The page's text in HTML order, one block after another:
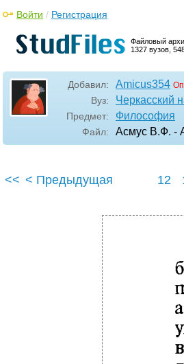
Файловый
1327 вузов,
Войти / Регистрация
Добавил: Amicus354
Вуз: Черкасский
Предмет: Философия
Файл: Асмус В.Ф. -
<< < Предыдущая 12